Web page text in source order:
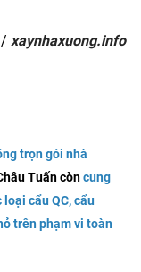
xaynhaxuong.info
trọn gói nhà
Tuấn còncung
cẩu QC, cẩu
trên phạm vi toàn